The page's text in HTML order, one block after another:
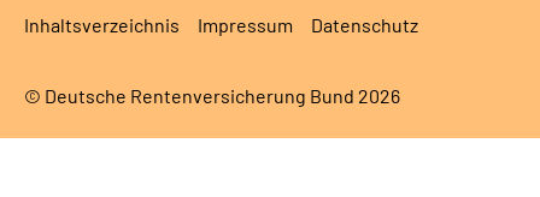
Inhaltsverzeichnis Impressum Datenschutz
© Deutsche Rentenversicherung Bund 2026